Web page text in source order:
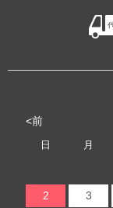
<前
日 月
2 3